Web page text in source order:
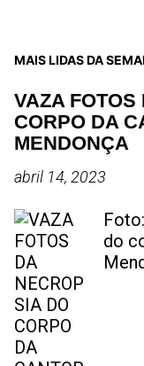
MAIS LIDAS DA
VAZA FOTOS
CORPO DA
MENDONÇA
abril 14, 2023
do